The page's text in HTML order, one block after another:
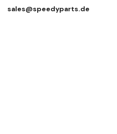
sales@speedyparts.de